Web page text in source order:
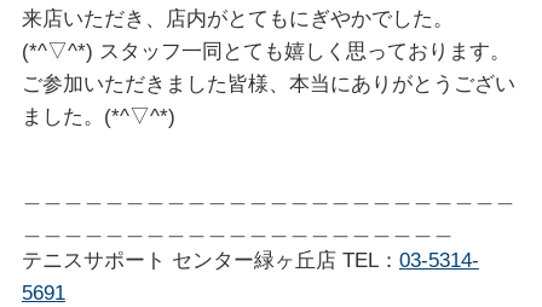
来店いただき、店内がとてもにぎやかでした。
(*^▽^*) スタッフ一同とても嬉しく思っております。
ご参加いただきました皆様、本当にありがとうござい
ました。(*^▽^*)
テニスサポート センター緑ヶ丘店 TEL： 03-5314-
5691